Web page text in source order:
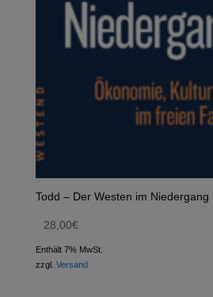
Todd – Der Westen im Niedergang
28,00€
Enthält 7% MwSt.
zzgl. Versand